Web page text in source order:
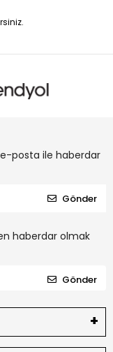
posta ile haberdar
Gönder
haberdar olmak
Gönder